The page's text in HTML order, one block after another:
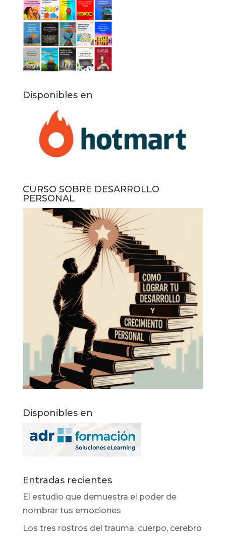
Disponibles en
CURSO SOBRE DESARROLLO
PERSONAL
Disponibles en
Entradas recientes
El estudio que demuestra el poder de
nombrar tus emociones
Los tres rostros del trauma: cuerpo, cerebro